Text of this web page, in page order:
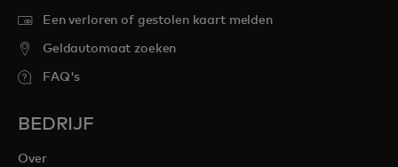
Een verloren of gestolen kaart melden
Geldautomaat zoeken
FAQ's
BEDRIJF
Over